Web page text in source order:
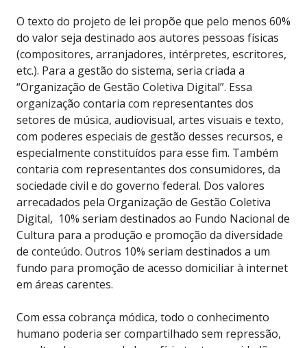
O texto do projeto de lei propõe que pelo menos 60%
do valor seja destinado aos autores pessoas físicas
(compositores, arranjadores, intérpretes, escritores,
etc.). Para a gestão do sistema, seria criada a
“Organização de Gestão Coletiva Digital”. Essa
organização contaria com representantes dos
setores de música, audiovisual, artes visuais e texto,
com poderes especiais de gestão desses recursos, e
especialmente constituídos para esse fim. Também
contaria com representantes dos consumidores, da
sociedade civil e do governo federal. Dos valores
arrecadados pela Organização de Gestão Coletiva
Digital, 10% seriam destinados ao Fundo Nacional de
Cultura para a produção e promoção da diversidade
de conteúdo. Outros 10% seriam destinados a um
fundo para promoção de acesso domiciliar à internet
em áreas carentes.
Com essa cobrança módica, todo o conhecimento
humano poderia ser compartilhado sem repressão,